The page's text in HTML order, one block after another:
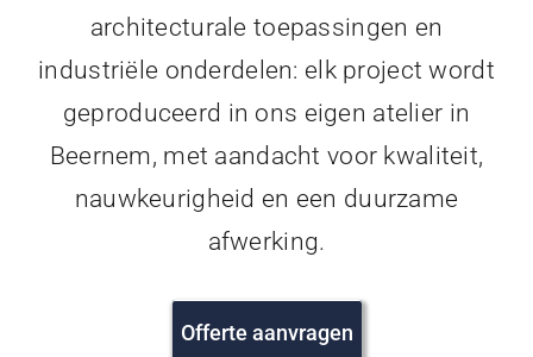
architecturale toepassingen en
industriële onderdelen: elk project wordt
geproduceerd in ons eigen atelier in
Beernem, met aandacht voor kwaliteit,
nauwkeurigheid en een duurzame
afwerking.
Offerte aanvragen